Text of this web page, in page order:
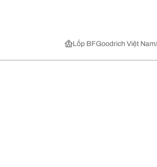
Lốp BFGoodrich Việt Nam